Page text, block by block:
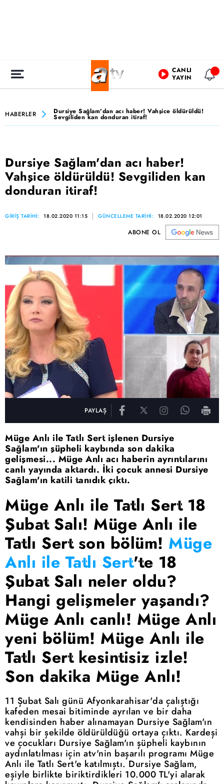
CANLI
YAYIN
HABERLER Dursiye Sağlam'dan acı haber! Vahşice öldürüldü!
Sevgiliden kan donduran itiraf!
Dursiye Sağlam'dan acı haber!
Vahşice öldürüldü! Sevgiliden kan
donduran itiraf!
GİRİŞ TARİHİ: 18.02.2020 11:15 GÜNCELLEME TARİHİ: 18.02.2020 12:01
ABONE OL
PAYLAŞ
Müge Anlı ile Tatlı Sert işlenen Dursiye
Sağlam'ın şüpheli kaybında son dakika
gelişmesi... Müge Anlı acı haberin ayrıntılarını
canlı yayında aktardı. İki çocuk annesi Dursiye
Sağlam'ın katili tanıdık çıktı.
Müge Anlı ile Tatlı Sert 18
Şubat Salı! Müge Anlı ile
Tatlı Sert son bölüm! Müge
Anlı ile Tatlı Sert'te 18
Şubat Salı neler oldu?
Hangi gelişmeler yaşandı?
Müge Anlı canlı! Müge Anlı
yeni bölüm! Müge Anlı ile
Tatlı Sert kesintisiz izle!
Son dakika Müge Anlı!
11 Şubat Salı günü Afyonkarahisar'da çalıştığı
kafeden mesai bitiminde ayrılan ve bir daha
kendisinden haber alınamayan Dursiye Sağlam'ın
vahşi bir şekilde öldürüldüğü ortaya çıktı. Kardeşi
ve çocukları Dursiye Sağlam'ın şüpheli kaybının
aydınlatılması için atv'nin başarılı programı Müge
Anlı ile Tatlı Sert'e katılmıştı. Dursiye Sağlam,
eşiyle birlikte biriktirdikleri 10.000 TL'yi alarak